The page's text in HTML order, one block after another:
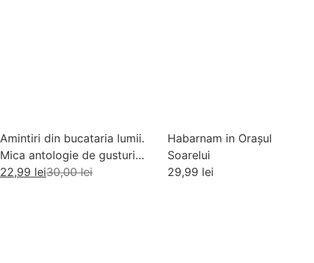
Amintiri din bucataria lumii.
Mica antologie de gusturi,
stari si gustari
30,00lei
22,99 lei
Habarnam in Orașul
Soarelui
29,99 lei